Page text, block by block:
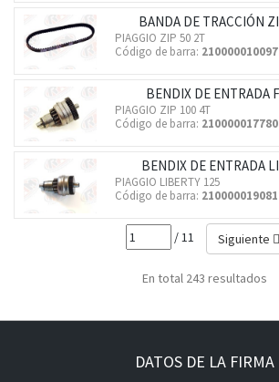
BANDA DE TRACCIÓN
PIAGGIO ZIP 50 2T
Código de barra:
BENDIX DE ENTRADA
PIAGGIO ZIP 100 4T
Código de barra:
BENDIX DE ENTRADA
PIAGGIO LIBERTY 125
Código de barra:
/ 11 Siguiente
En total 243 resultados
DATOS DE LA FIRMA